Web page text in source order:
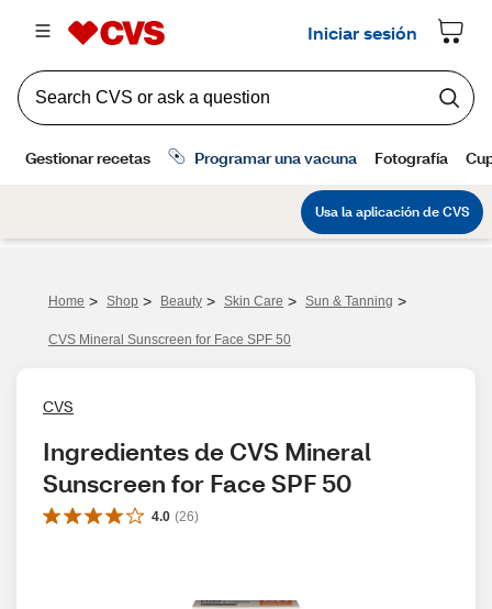
Home > Shop > Beauty > Skin Care > Sun & Tanning >
CVS Mineral Sunscreen for Face SPF 50
CVS
Ingredientes de CVS Mineral
Sunscreen for Face SPF 50
4.0 (26)